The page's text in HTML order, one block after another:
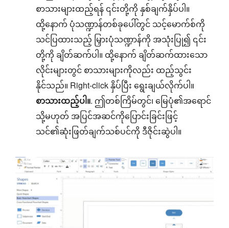
စာသားများထည့်ရန် ၎င်းတို့ကို နှစ်ချက်နှိပ်ပါ။
ထို့နောက် ပုံသဏ္ဍာန်တစ်ခုပေါ်တွင် သင့်မောက်စ်ကို
သင်ပြထားသည့် မြှားပုံသဏ္ဍာန်ကို အသုံးပြု၍ ၎င်း
တို့ကို ချိတ်ဆက်ပါ။ ထို့နောက် ချိတ်ဆက်ထားသော
လိုင်းများတွင် စာသားများကိုလည်း ထည့်သွင်း
နိုင်သည်။ Right-click နှိပ်ပြီး ရွေးချယ်လိုက်ပါ။
စာသားထည့်ပါ။. ဤတစ်ကြိမ်တွင်၊ မြေပုံ၏အရောင်
သို့မဟုတ် အပြင်အဆင်ကိုပြောင်းခြင်းဖြင့်
သင်၏ဆုံးဖြတ်ချက်သစ်ပင်ကို ဒီဇိုင်းဆွဲပါ။